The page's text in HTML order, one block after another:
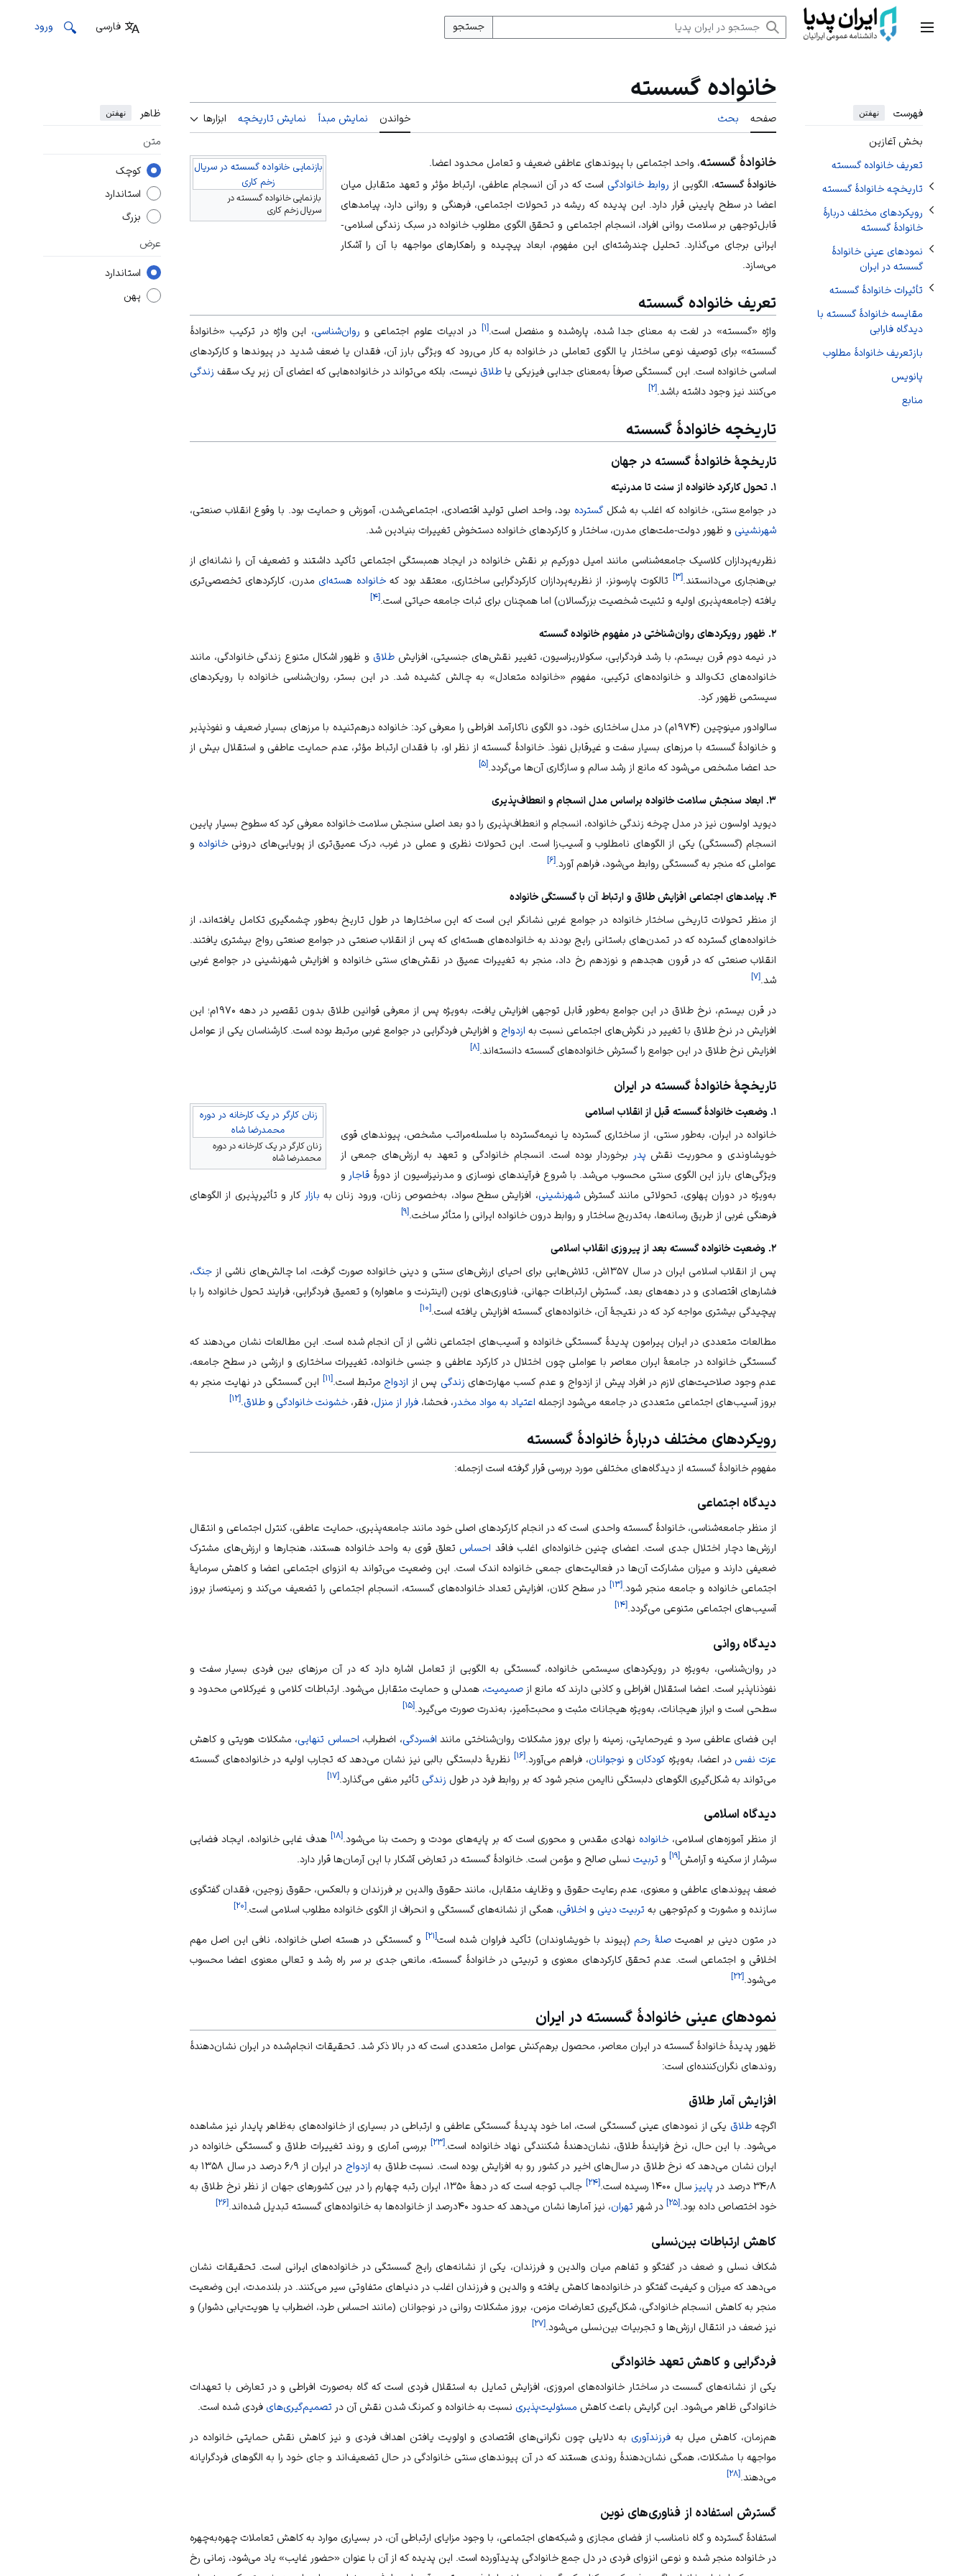
منوی اصلی
جستجو فارسی ورود
فهرست نهفتن
بخش آغازین
تعریف خانواده گسسته
تاریخچه خانوادهٔ گسستهتغییر وضعیت زیربخش‌های تاریخچه خانوادهٔ گسسته
رویکردهای مختلف دربارهٔ
خانوادهٔ گسسته
تغییر وضعیت زیربخش‌های رویکردهای مختلف دربارهٔ خانوادهٔ گسسته
نمودهای عینی خانوادهٔ
گسسته در ایران
تغییر وضعیت زیربخش‌های نمودهای عینی خانوادهٔ گسسته در ایران
تأثیرات خانوادهٔ گسستهتغییر وضعیت زیربخش‌های تأثیرات خانوادهٔ گسسته
مقایسه خانوادهٔ گسسته با
دیدگاه فارابی
بازتعریف خانوادهٔ مطلوب
پانویس
منابع
خانواده گسسته
صفحه بحث خواندن نمایش مبدأ نمایش تاریخچه ابزارها ظاهر نهفتن
متن
کوچک
استاندارد
بزرگ
عرض
استاندارد
پهن
بازنمایی خانواده گسسته در سریال
زخم کاری
بازنمایی خانواده گسسته در
سریال زخم کاری
خانوادهٔ گسسته، واحد اجتماعی با پیوندهای عاطفی ضعیف و تعامل محدود اعضا.
خانوادهٔ گسسته، الگویی از روابط خانوادگی است که در آن انسجام عاطفی، ارتباط مؤثر و تعهد متقابل میان
اعضا در سطح پایینی قرار دارد. این پدیده که ریشه در تحولات اجتماعی، فرهنگی و روانی دارد، پیامدهای
قابل‌توجهی بر سلامت روانی افراد، انسجام اجتماعی و تحقق الگوی مطلوب خانواده در سبک زندگی اسلامی-
ایرانی برجای می‌گذارد. تحلیل چندرشته‌ای این مفهوم، ابعاد پیچیده و راهکارهای مواجهه با آن را آشکار
می‌سازد.
تعریف خانواده گسسته
واژه «گسسته» در لغت به معنای جدا شده، پاره‌شده و منفصل است.[۱] در ادبیات علوم اجتماعی و روان‌شناسی، این واژه در ترکیب «خانوادهٔ
گسسته» برای توصیف نوعی ساختار یا الگوی تعاملی در خانواده به کار می‌رود که ویژگی بارز آن، فقدان یا ضعف شدید در پیوندها و کارکردهای
اساسی خانواده است. این گسستگی صرفاً به‌معنای جدایی فیزیکی یاطلاق نیست، بلکه می‌تواند در خانواده‌هایی که اعضای آن زیر یک سقف زندگی
می‌کنند نیز وجود داشته باشد.[۲]
تاریخچه خانوادهٔ گسسته
تاریخچهٔ خانوادهٔ گسسته در جهان
۱. تحول کارکرد خانواده از سنت تا مدرنیته
در جوامع سنتی، خانواده که اغلب به شکلگسترده بود، واحد اصلی تولید اقتصادی، اجتماعی‌شدن، آموزش و حمایت بود. با وقوع انقلاب صنعتی،
شهرنشینی و ظهور دولت-ملت‌های مدرن، ساختار و کارکردهای خانواده دستخوش تغییرات بنیادین شد.
نظریه‌پردازان کلاسیک جامعه‌شناسی مانند امیل دورکیم بر نقش خانواده در ایجاد همبستگی اجتماعی تأکید داشتند و تضعیف آن را نشانه‌ای از
بی‌هنجاری می‌دانستند.[۳] تالکوت پارسونز، از نظریه‌پردازان کارکردگرایی ساختاری، معتقد بود کهخانواده هسته‌ای مدرن، کارکردهای تخصصی‌تری
یافته (جامعه‌پذیری اولیه و تثبیت شخصیت بزرگسالان) اما همچنان برای ثبات جامعه حیاتی است. [۴]
۲. ظهور رویکردهای روان‌شناختی در مفهوم خانواده گسسته
در نیمه دوم قرن بیستم، با رشد فردگرایی، سکولاریزاسیون، تغییر نقش‌های جنسیتی، افزایشطلاق و ظهور اشکال متنوع زندگی خانوادگی، مانند
خانواده‌های تک‌والد و خانواده‌های ترکیبی، مفهوم «خانواده متعادل» به چالش کشیده شد. در این بستر، روان‌شناسی خانواده با رویکردهای
سیستمی ظهور کرد.
سالوادور مینوچین (۱۹۷۴م) در مدل ساختاری خود، دو الگوی ناکارآمد افراطی را معرفی کرد: خانواده درهم‌تنیده با مرزهای بسیار ضعیف و نفوذپذیر
و خانوادهٔ گسسته با مرزهای بسیار سفت و غیرقابل نفوذ. خانوادهٔ گسسته از نظر او، با فقدان ارتباط مؤثر، عدم حمایت عاطفی و استقلال بیش از
حد اعضا مشخص می‌شود که مانع از رشد سالم و سازگاری آن‌ها می‌گردد. [۵]
۳. ابعاد سنجش سلامت خانواده براساس مدل انسجام و انعطاف‌پذیری
دیوید اولسون نیز در مدل چرخه زندگی خانواده، انسجام و انعطاف‌پذیری را دو بعد اصلی سنجش سلامت خانواده معرفی کرد که سطوح بسیار پایین
انسجام (گسستگی) یکی از الگوهای نامطلوب و آسیب‌زا است. این تحولات نظری و عملی در غرب، درک عمیق‌تری از پویایی‌های درونی خانواده و
عواملی که منجر به گسستگی روابط می‌شود، فراهم آورد. [۶]
۴. پیامدهای اجتماعی افزایش طلاق و ارتباط آن با گسستگی خانواده
از منظر تحولات تاریخی ساختار خانواده در جوامع غربی نشانگر این است که این ساختارها در طول تاریخ به‌طور چشمگیری تکامل یافته‌اند، از
خانواده‌های گسترده که در تمدن‌های باستانی رایج بودند به خانواده‌های هسته‌ای که پس از انقلاب صنعتی در جوامع صنعتی رواج بیشتری یافتند.
انقلاب صنعتی که در قرون هجدهم و نوزدهم رخ داد، منجر به تغییرات عمیق در نقش‌های سنتی خانواده و افزایش شهرنشینی در جوامع غربی
شد. [۷]
در قرن بیستم، نرخ طلاق در این جوامع به‌طور قابل توجهی افزایش یافت، به‌ویژه پس از معرفی قوانین طلاق بدون تقصیر در دهه ۱۹۷۰م؛ این
افزایش در نرخ طلاق با تغییر در نگرش‌های اجتماعی نسبت به ازدواج و افزایش فردگرایی در جوامع غربی مرتبط بوده است. کارشناسان یکی از عوامل
افزایش نرخ طلاق در این جوامع را گسترش خانواده‌های گسسته دانسته‌اند. [۸]
تاریخچهٔ خانوادهٔ گسسته در ایران
زنان کارگر در یک کارخانه در دوره
محمدرضا شاه
زنان کارگر در یک کارخانه در دوره
محمدرضا شاه
۱. وضعیت خانوادهٔ گسسته قبل از انقلاب اسلامی
خانواده در ایران، به‌طور سنتی، از ساختاری گسترده یا نیمه‌گسترده با سلسله‌مراتب مشخص، پیوندهای قوی
خویشاوندی و محوریت نقش پدر
برخوردار بوده است. انسجام خانوادگی و تعهد به ارزش‌های جمعی از
ویژگی‌های بارز این الگوی سنتی محسوب می‌شد. با شروع فرآیندهای نوسازی و مدرنیزاسیون از دورهٔ قاجار و
به‌ویژه در دوران پهلوی، تحولاتی مانند گسترششهرنشینی، افزایش سطح سواد، به‌خصوص زنان، ورود زنان به بازار کار و تأثیرپذیری از الگوهای
فرهنگی غربی از طریق رسانه‌ها، به‌تدریج ساختار و روابط درون خانواده ایرانی را متأثر ساخت. [۹]
۲. وضعیت خانواده گسسته بعد از پیروزی انقلاب اسلامی
پس از انقلاب اسلامی ایران در سال ۱۳۵۷ش، تلاش‌هایی برای احیای ارزش‌های سنتی و دینی خانواده صورت گرفت، اما چالش‌های ناشی از جنگ،
فشارهای اقتصادی و در دهه‌های بعد، گسترش ارتباطات جهانی، فناوری‌های نوین (اینترنت و ماهواره) و تعمیق فردگرایی، فرایند تحول خانواده را با
پیچیدگی بیشتری مواجه کرد که در نتیجهٔ آن، خانواده‌های گسسته افزایش یافته است. [۱۰]
مطالعات متعددی در ایران پیرامون پدیدهٔ گسستگی خانواده و آسیب‌های اجتماعی ناشی از آن انجام شده است. این مطالعات نشان می‌دهند که
گسستگی خانواده در جامعهٔ ایران معاصر با عواملی چون اختلال در کارکرد عاطفی و جنسی خانواده، تغییرات ساختاری و ارزشی در سطح جامعه،
عدم وجود صلاحیت‌های لازم در افراد پیش از ازدواج و عدم کسب مهارت‌های زندگی پس از ازدواج مرتبط است.[۱۱] این گسستگی در نهایت منجر به
بروز آسیب‌های اجتماعی متعددی در جامعه می‌شود ازجمله اعتیاد به مواد مخدر، فحشا، فرار از منزل، فقر، خشونت خانوادگی و طلاق [۱۲]
رویکردهای مختلف دربارهٔ خانوادهٔ گسسته
مفهوم خانوادهٔ گسسته از دیدگاه‌های مختلفی مورد بررسی قرار گرفته است ازجمله:
دیدگاه اجتماعی
از منظر جامعه‌شناسی، خانوادهٔ گسسته واحدی است که در انجام کارکردهای اصلی خود مانند جامعه‌پذیری، حمایت عاطفی، کنترل اجتماعی و انتقال
ارزش‌ها دچار اختلال جدی است. اعضای چنین خانواده‌ای اغلب فاقد احساس تعلق قوی به واحد خانواده هستند، هنجارها و ارزش‌های مشترک
ضعیفی دارند و میزان مشارکت آن‌ها در فعالیت‌های جمعی خانواده اندک است. این وضعیت می‌تواند به انزوای اجتماعی اعضا و کاهش سرمایهٔ
اجتماعی خانواده و جامعه منجر شود. [۱۳]در سطح کلان، افزایش تعداد خانواده‌های گسسته، انسجام اجتماعی را تضعیف می‌کند و زمینه‌ساز بروز
آسیب‌های اجتماعی متنوعی می‌گردد. [۱۴]
دیدگاه روانی
در روان‌شناسی، به‌ویژه در رویکردهای سیستمی خانواده، گسستگی به الگویی از تعامل اشاره دارد که در آن مرزهای بین فردی بسیار سفت و
نفوذناپذیر است. اعضا استقلال افراطی و کاذبی دارند که مانع از صمیمیت، همدلی و حمایت متقابل می‌شود. ارتباطات کلامی و غیرکلامی محدود و
سطحی است و ابراز هیجانات، به‌ویژه هیجانات مثبت و محبت‌آمیز، به‌ندرت صورت می‌گیرد. [۱۵]
این فضای عاطفی سرد و غیرحمایتی، زمینه را برای بروز مشکلات روان‌شناختی مانند افسردگی، اضطراب، احساس تنهایی، مشکلات هویتی و کاهش
عزت نفس در اعضا، به‌ویژهکودکان و نوجوانان، فراهم می‌آورد.[۱۶] نظریهٔ دلبستگی بالبی نیز نشان می‌دهد که تجارب اولیه در خانواده‌های گسسته
می‌تواند به شکل‌گیری الگوهای دلبستگی ناایمن منجر شود که بر روابط فرد در طول زندگی تأثیر منفی می‌گذارد. [۱۷]
دیدگاه اسلامی
از منظر آموزه‌های اسلامی،خانواده نهادی مقدس و محوری است که بر پایه‌های مودت و رحمت بنا می‌شود. [۱۸]هدف غایی خانواده، ایجاد فضایی
سرشار از سکینه و آرامش[۱۹] و تربیت نسلی صالح و مؤمن است. خانوادهٔ گسسته در تعارض آشکار با این آرمان‌ها قرار دارد.
ضعف پیوندهای عاطفی و معنوی، عدم رعایت حقوق و وظایف متقابل، مانند حقوق والدین بر فرزندان و بالعکس، حقوق زوجین، فقدان گفتگوی
سازنده و مشورت و کم‌توجهی به تربیت دینی و اخلاقی، همگی از نشانه‌های گسستگی و انحراف از الگوی خانواده مطلوب اسلامی است. [۲۰]
در متون دینی بر اهمیتصلهٔ رحم (پیوند با خویشاوندان) تأکید فراوان شده است[۲۱]
و گسستگی در هسته اصلی خانواده، نافی این اصل مهم
اخلاقی و اجتماعی است. عدم تحقق کارکردهای معنوی و تربیتی در خانوادهٔ گسسته، مانعی جدی بر سر راه رشد و تعالی معنوی اعضا محسوب
می‌شود. [۲۲]
نمودهای عینی خانوادهٔ گسسته در ایران
ظهور پدیدهٔ خانوادهٔ گسسته در ایران معاصر، محصول برهم‌کنش عوامل متعددی است که در بالا ذکر شد. تحقیقات انجام‌شده در ایران نشان‌دهندهٔ
روندهای نگران‌کننده‌ای است:
افزایش آمار طلاق
اگرچهطلاق یکی از نمودهای عینی گسستگی است، اما خود پدیدهٔ گسستگی عاطفی و ارتباطی در بسیاری از خانواده‌های به‌ظاهر پایدار نیز مشاهده
می‌شود. با این حال، نرخ فزایندهٔ طلاق، نشان‌دهندهٔ شکنندگی نهاد خانواده است.[۲۳]بررسی آماری و روند تغییرات طلاق و گسستگی خانواده در
ایران نشان می‌دهد که نرخ طلاق در سال‌های اخیر در کشور رو به افزایش بوده است. نسبت طلاق به ازدواج
در ایران از ۶٫۹ درصد در سال ۱۳۵۸ به
۳۴٫۸ درصد در
پاییز سال ۱۴۰۰ رسیده است. [۲۴]
جالب توجه است که در دههٔ ۱۳۵۰، ایران رتبه چهارم را در بین کشورهای جهان از نظر نرخ طلاق به
خود اختصاص داده بود.[۲۵] در شهر تهران، نیز آمارها نشان می‌دهد که حدود ۴۰درصد از خانواده‌ها به خانواده‌های گسسته تبدیل شده‌اند. [۲۶]
کاهش ارتباطات بین‌نسلی
شکاف نسلی و ضعف در گفتگو و تفاهم میان والدین و فرزندان، یکی از نشانه‌های رایج گسستگی در خانواده‌های ایرانی است. تحقیقات نشان
می‌دهد که میزان و کیفیت گفتگو در خانواده‌ها کاهش یافته و والدین و فرزندان اغلب در دنیاهای متفاوتی سیر می‌کنند. در بلندمدت، این وضعیت
منجر به کاهش انسجام خانوادگی، شکل‌گیری تعارضات مزمن، بروز مشکلات روانی در نوجوانان (مانند احساس طرد، اضطراب یا هویت‌یابی دشوار) و
نیز ضعف در انتقال ارزش‌ها و تجربیات بین‌نسلی می‌شود. [۲۷]
فردگرایی و کاهش تعهد خانوادگی
یکی از نشانه‌های گسست در ساختار خانواده‌های امروزی، افزایش تمایل به استقلال فردی است که گاه به‌صورت افراطی و در تعارض با تعهدات
خانوادگی ظاهر می‌شود. این گرایش باعث کاهش مسئولیت‌پذیری نسبت به خانواده و کمرنگ شدن نقش آن در تصمیم‌گیری‌های فردی شده است.
هم‌زمان، کاهش میل به فرزندآوری به دلایلی چون نگرانی‌های اقتصادی و اولویت یافتن اهداف فردی و نیز کاهش نقش حمایتی خانواده در
مواجهه با مشکلات، همگی نشان‌دهندهٔ روندی هستند که در آن پیوندهای سنتی خانوادگی در حال تضعیف‌اند و جای خود را به الگوهای فردگرایانه
می‌دهند. [۲۸]
گسترش استفاده از فناوری‌های نوین
استفادهٔ گسترده و گاه نامناسب از فضای مجازی و شبکه‌های اجتماعی، با وجود مزایای ارتباطی آن، در بسیاری موارد به کاهش تعاملات چهره‌به‌چهره
در خانواده منجر شده و نوعی انزوای فردی در دل جمع خانوادگی پدیدآورده است. این پدیده که از آن با عنوان «حضور غایب» یاد می‌شود، زمانی رخ